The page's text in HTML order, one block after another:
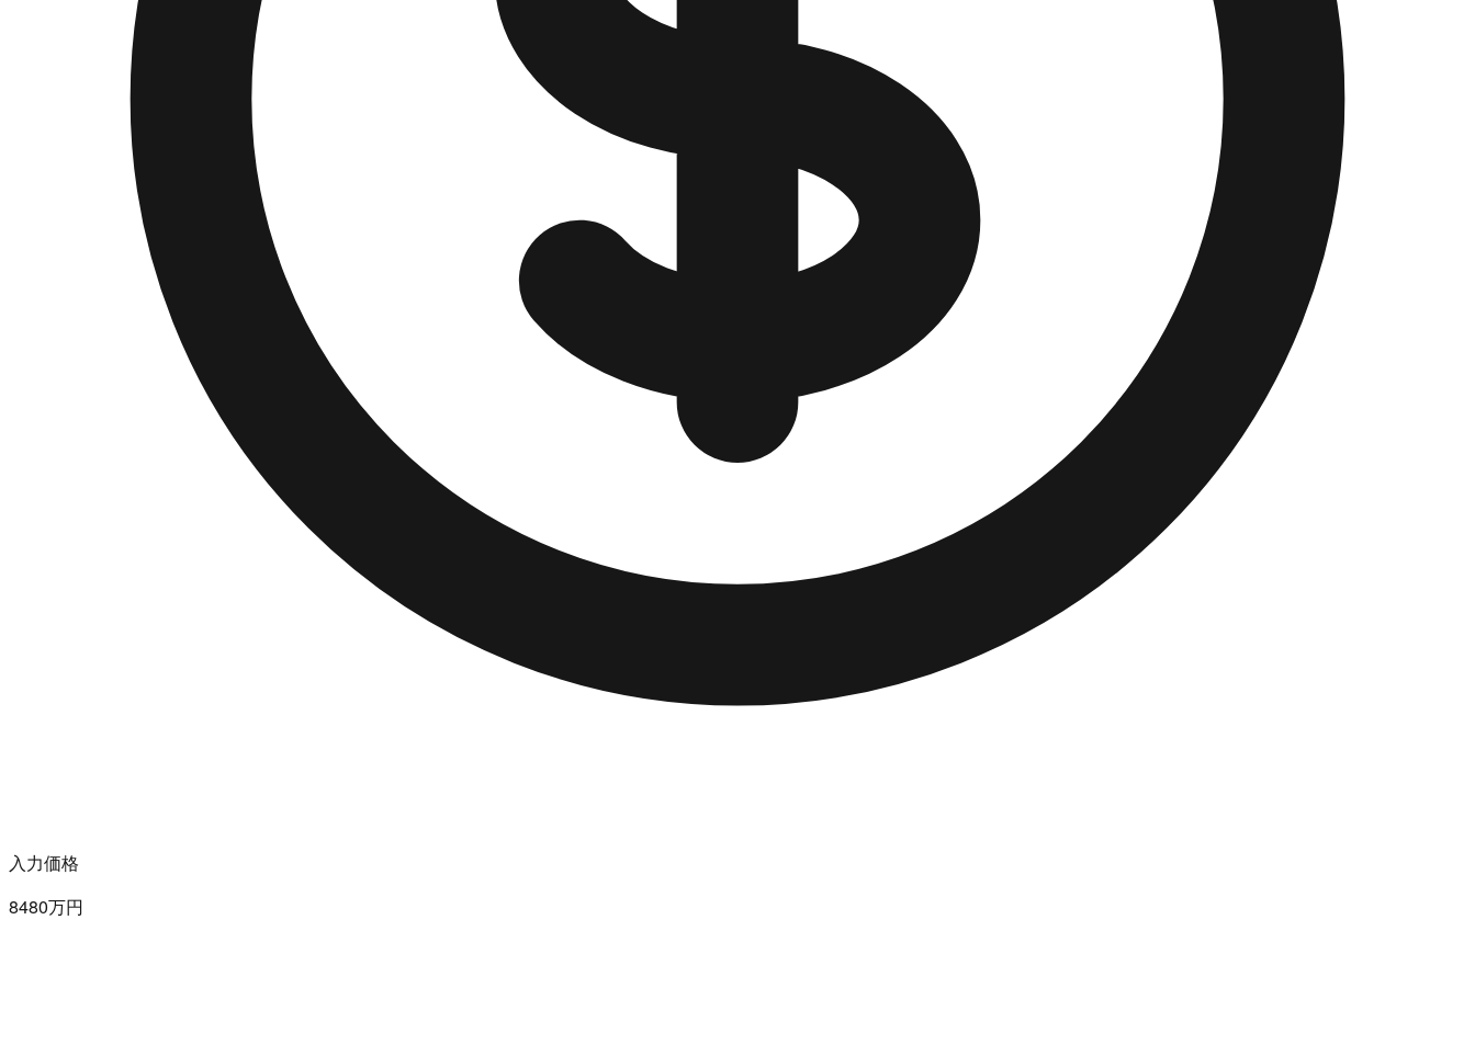
入力価格
8480万円